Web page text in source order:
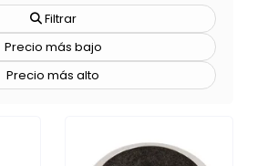
las etiquetas, convirtiendo cada botella
único y efectivo para tu empresa. 🎁
una impresión duradera en tus clientes y
esperes más, explora
lo más en vinos
buen vino para conectar, celebrar y crear
Filtrar
Precio más bajo
Precio más alto